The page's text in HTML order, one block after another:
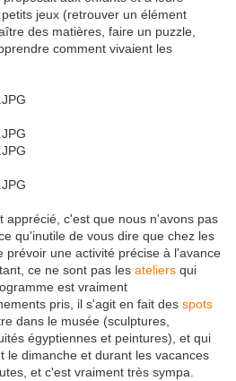
jeux (retrouver un élément
des matières, faire un puzzle,
comment vivaient les
apprécié, c'est que nous n'avons pas
qu'inutile de vous dire que chez les
prévoir une activité précise à l'avance
ce ne sont pas les ateliers qui
est vraiment
pris, il s'agit en fait des spots
dans le musée (sculptures,
égyptiennes et peintures), et qui
le dimanche et durant les vacances
et c'est vraiment très sympa.